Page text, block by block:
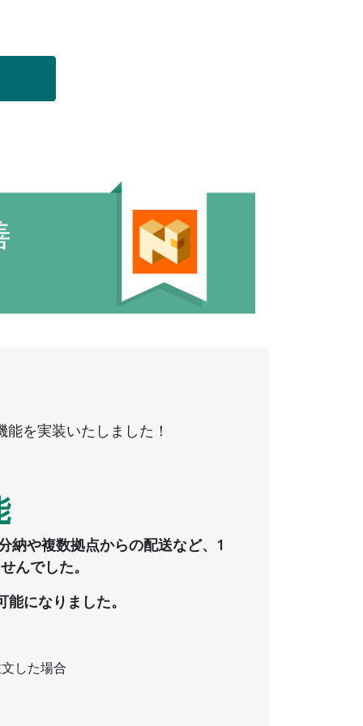
を実装いたしました！
納や複数拠点からの配送など、1
んでした。
になりました。
した場合